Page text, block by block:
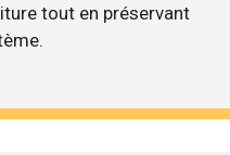
tout en préservant